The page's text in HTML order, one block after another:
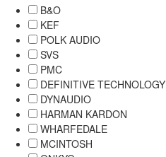
B&O
KEF
POLK AUDIO
SVS
PMC
DEFINITIVE TECHNOLOGY
DYNAUDIO
HARMAN KARDON
WHARFEDALE
MCINTOSH